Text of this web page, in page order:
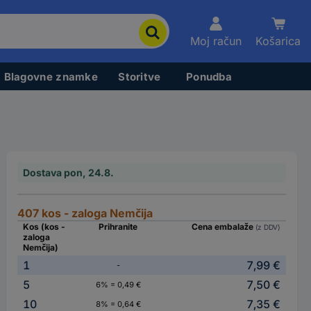
Moj račun Košarica
Blagovne znamke Storitve Ponudba
Dostava pon, 24.8.
407 kos - zaloga Nemčija
Kos (kos -
zaloga
Nemčija)
Prihranite Cena embalaže (z DDV)
1 -
7,99 €
5
6% = 0,49 €
7,50 €
10
8% = 0,64 € 7,35 €